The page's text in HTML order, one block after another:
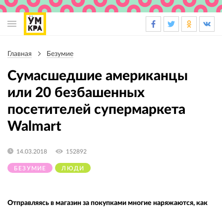
навигации
Главная Безумие
Сумасшедшие американцы
или 20 безбашенных
посетителей супермаркета
Walmart
БЕЗУМИЕ ЛЮДИ
14.03.2018 152892
Отправляясь в магазин за покупками многие наряжаются, как